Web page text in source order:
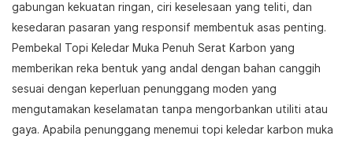
gabungan kekuatan ringan, ciri keselesaan yang teliti, dan
kesedaran pasaran yang responsif membentuk asas penting.
Pembekal Topi Keledar Muka Penuh Serat Karbon yang
memberikan reka bentuk yang andal dengan bahan canggih
sesuai dengan keperluan penunggang moden yang
mengutamakan keselamatan tanpa mengorbankan utiliti atau
gaya. Apabila penunggang menemui topi keledar karbon muka